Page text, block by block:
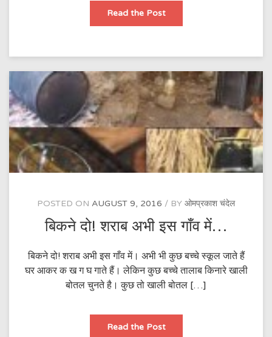
Read the Postहाथ
रह
POSTED ON AUGUST 9, 2016 BY ओमप्रकाश चंदेल
बिकने दो! शराब अभी इस गाँव में…
बिकने दो! शराब अभी इस गाँव में। अभी भी कुछ बच्चे स्कूल जाते हैं
घर आकर क ख ग घ गाते हैं। लेकिन कुछ बच्चे तालाब किनारे खाली
बोतल चुनते है। कुछ तो खाली बोतल […]
Read the Postबिकने